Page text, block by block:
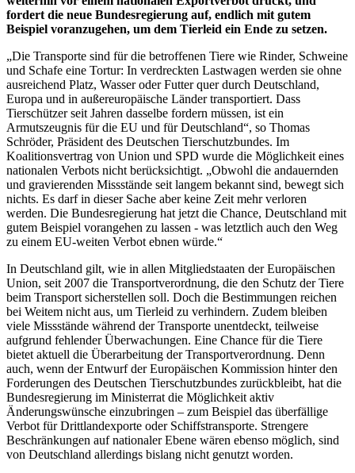
fordert die neue Bundesregierung auf, endlich mit gutem
Beispiel voranzugehen, um dem Tierleid ein Ende zu setzen.
„Die Transporte sind für die betroffenen Tiere wie Rinder, Schweine
und Schafe eine Tortur: In verdreckten Lastwagen werden sie ohne
ausreichend Platz, Wasser oder Futter quer durch Deutschland,
Europa und in außereuropäische Länder transportiert. Dass
Tierschützer seit Jahren dasselbe fordern müssen, ist ein
Armutszeugnis für die EU und für Deutschland“, so Thomas
Schröder, Präsident des Deutschen Tierschutzbundes. Im
Koalitionsvertrag von Union und SPD wurde die Möglichkeit eines
nationalen Verbots nicht berücksichtigt. „Obwohl die andauernden
und gravierenden Missstände seit langem bekannt sind, bewegt sich
nichts. Es darf in dieser Sache aber keine Zeit mehr verloren
werden. Die Bundesregierung hat jetzt die Chance, Deutschland mit
gutem Beispiel vorangehen zu lassen - was letztlich auch den Weg
zu einem EU-weiten Verbot ebnen würde.“
In Deutschland gilt, wie in allen Mitgliedstaaten der Europäischen
Union, seit 2007 die Transportverordnung, die den Schutz der Tiere
beim Transport sicherstellen soll. Doch die Bestimmungen reichen
bei Weitem nicht aus, um Tierleid zu verhindern. Zudem bleiben
viele Missstände während der Transporte unentdeckt, teilweise
aufgrund fehlender Überwachungen. Eine Chance für die Tiere
bietet aktuell die Überarbeitung der Transportverordnung. Denn
auch, wenn der Entwurf der Europäischen Kommission hinter den
Forderungen des Deutschen Tierschutzbundes zurückbleibt, hat die
Bundesregierung im Ministerrat die Möglichkeit aktiv
Änderungswünsche einzubringen – zum Beispiel das überfällige
Verbot für Drittlandexporte oder Schiffstransporte. Strengere
Beschränkungen auf nationaler Ebene wären ebenso möglich, sind
von Deutschland allerdings bislang nicht genutzt worden.